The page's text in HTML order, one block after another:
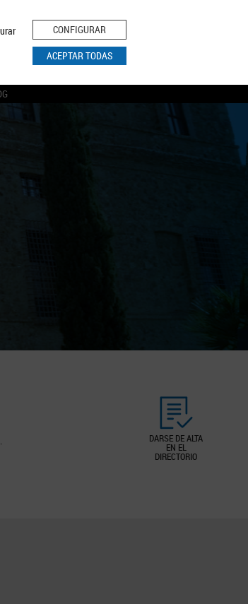
CONFIGURAR
ACEPTAR TODAS
Aviso Legal Política de Cookies
BUSCAR
DARSE DE ALTA
EN EL
DIRECTORIO